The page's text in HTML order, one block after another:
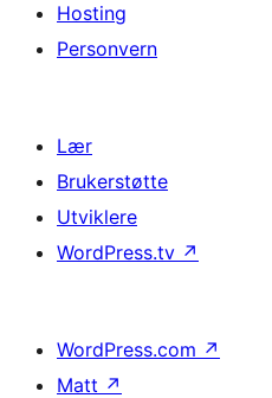
Hosting
Personvern
Lær
Brukerstøtte
Utviklere
WordPress.tv ↗
WordPress.com ↗
Matt ↗